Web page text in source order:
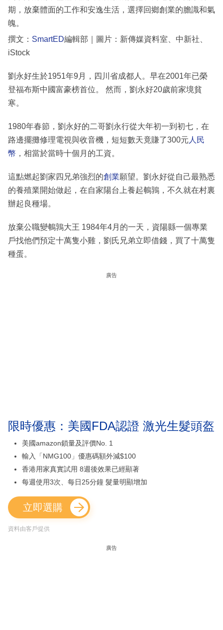
期，放棄體面的工作和安逸生活，選擇回鄉創業的膽識和氣
魄。
撰文： SmartED編輯部｜圖片：新傳媒資料室、中新社、
iStock
劉永好生於1951年9月，四川省成都人。早在2001年已榮
登福布斯中國富豪榜首位。 然而，劉永好20歲前家境貧
寒。
1980年春節，劉永好的二哥劉永行從大年初一到初七，在
路邊擺攤修理電視與收音機，短短數天竟賺了300元 人民
幣 ，相當於當時十個月的工資。
這點燃起劉家四兄弟強烈的創業願望。劉永好從自己最熟悉
的養殖業開始做起，在自家陽台上養起鵪鶉，不久就在村裏
辦起良種場。
放棄公職變鵪鶉大王 1984年4月的一天，資陽縣一個專業
戶找他們預定十萬隻小雞，劉氏兄弟立即借錢，買了十萬隻
種蛋。
廣告
限時優惠：美國FDA認證 激光生髮頭盔
美國amazon鎖量及評價No. 1
輸入「NMG100」優惠碼額外減$100
香港用家真實試用 8週後效果已經顯著
每週使用3次、每日25分鐘 髮量明顯增加
立即選購
資料由客戶提供
廣告